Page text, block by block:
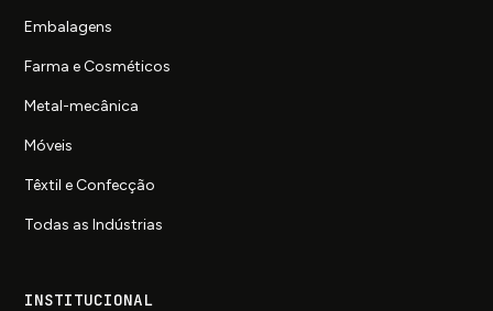
Embalagens
Farma e Cosméticos
Metal-mecânica
Móveis
Têxtil e Confecção
Todas as Indústrias
INSTITUCIONAL